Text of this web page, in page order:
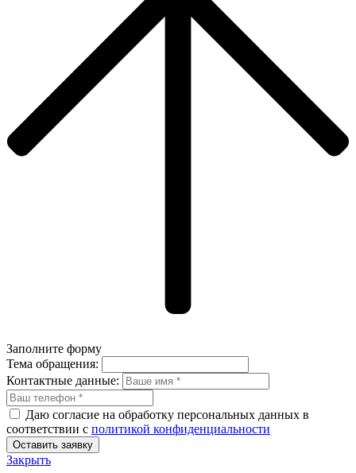
Заполните форму
Тема обращения:
Контактные данные:
Даю согласие на обработку персональных данных в
соответствии с политикой конфиденциальности
Оставить заявку
Закрыть